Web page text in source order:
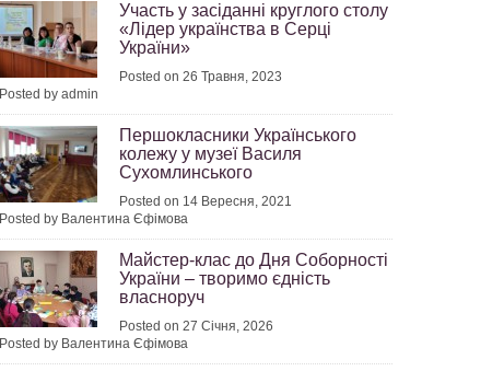
Участь у засіданні круглого столу
«Лідер українства в Серці
України»
Posted on 26 Травня, 2023
Posted by admin
Першокласники Українського
колежу у музеї Василя
Сухомлинського
Posted on 14 Вересня, 2021
Posted by Валентина Єфімова
Майстер-клас до Дня Соборності
України – творимо єдність
власноруч
Posted on 27 Січня, 2026
Posted by Валентина Єфімова